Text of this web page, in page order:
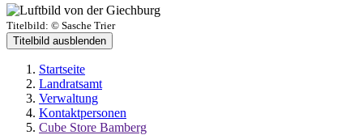
Titelbild: © Sasche Trier
Titelbild ausblenden
Startseite
Landratsamt
Verwaltung
Kontaktpersonen
Cube Store Bamberg